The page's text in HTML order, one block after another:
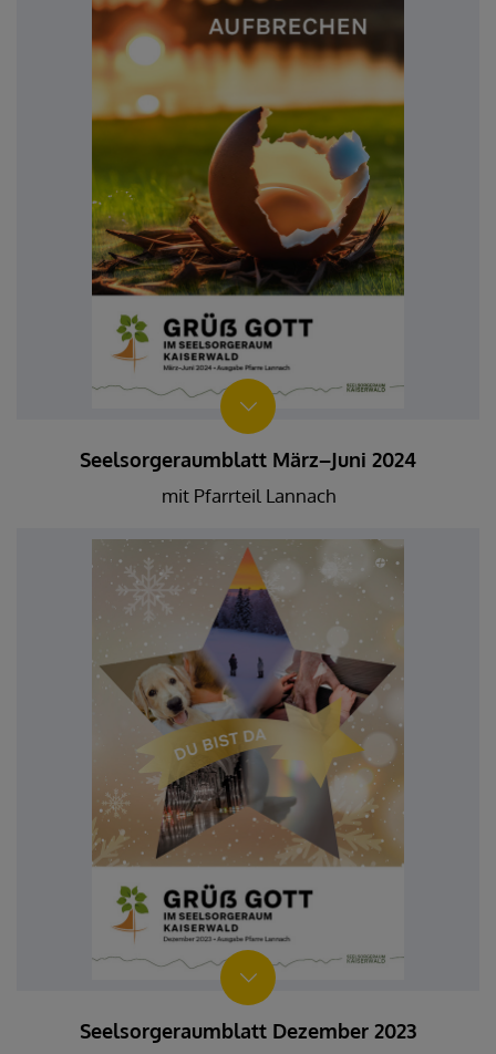
Seelsorgeraumblatt März–Juni 2024
mit Pfarrteil Lannach
Seelsorgeraumblatt Dezember 2023